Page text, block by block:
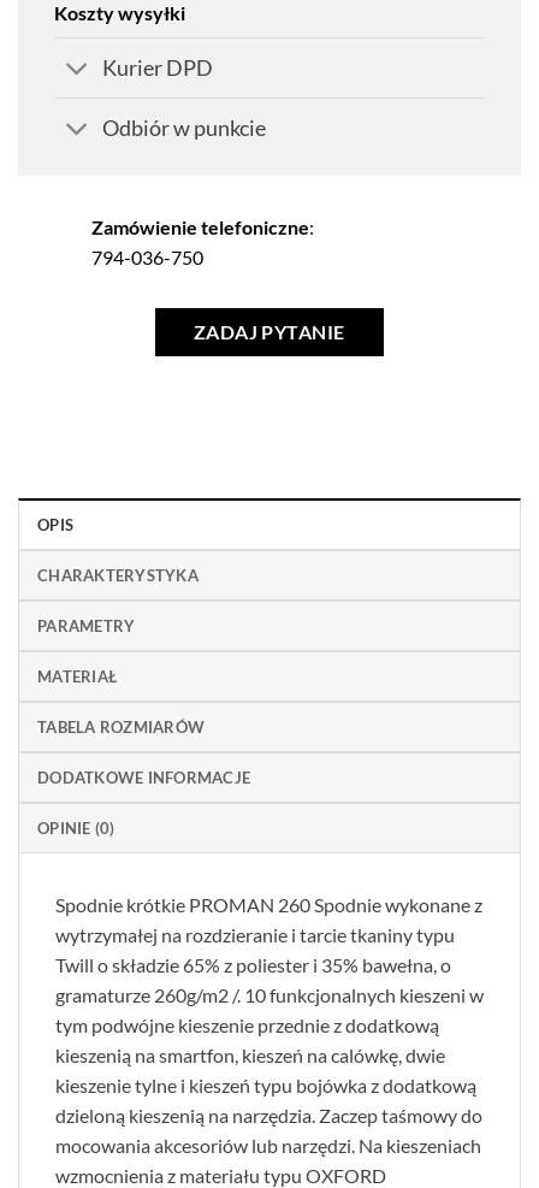
Koszty wysyłki
Kurier DPD
Odbiór w punkcie
Zamówienie telefoniczne:
794-036-750
ZADAJ PYTANIE
OPIS
CHARAKTERYSTYKA
PARAMETRY
MATERIAŁ
TABELA ROZMIARÓW
DODATKOWE INFORMACJE
OPINIE (0)
Spodnie krótkie PROMAN 260 Spodnie wykonane z
wytrzymałej na rozdzieranie i tarcie tkaniny typu
Twill o składzie 65% z poliester i 35% bawełna, o
gramaturze 260g/m2 /. 10 funkcjonalnych kieszeni w
tym podwójne kieszenie przednie z dodatkową
kieszenią na smartfon, kieszeń na calówkę, dwie
kieszenie tylne i kieszeń typu bojówka z dodatkową
dzieloną kieszenią na narzędzia. Zaczep taśmowy do
mocowania akcesoriów lub narzędzi. Na kieszeniach
wzmocnienia z materiału typu OXFORD